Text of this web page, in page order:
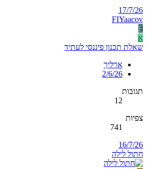
17/7/26
FIYaacov
F
א
שאלת תכנון פיננסי לעתיד
ארליך
2/6/26
תגובות
12
צפיות
741
16/7/26
חתול לילה